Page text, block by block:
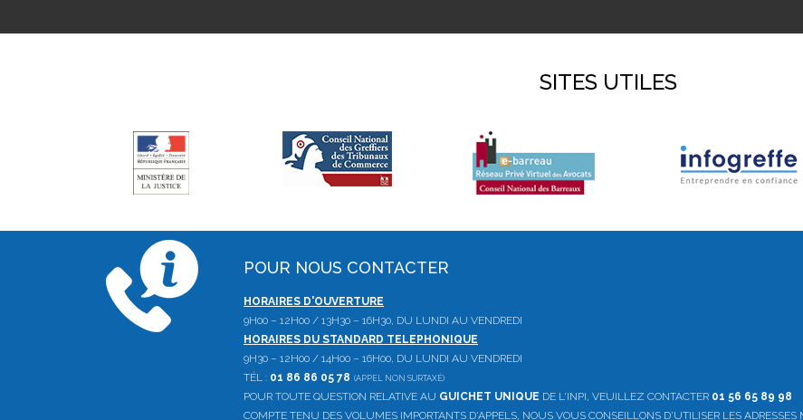
SITES UTILES
POUR NOUS CONTACTER
HORAIRES D'OUVERTURE
9H00 – 12H00 / 13H30 – 16H30, DU LUNDI AU VENDREDI
HORAIRES DU STANDARD TELEPHONIQUE
9H30 – 12H00 / 14H00 – 16H00, DU LUNDI AU VENDREDI
TÉL : 01 86 86 05 78 (APPEL NON SURTAXÉ)
POUR TOUTE QUESTION RELATIVE AU GUICHET UNIQUE DE L'INPI, VEUILLEZ CONTACTER 01 56 65 89 98
COMPTE TENU DES VOLUMES IMPORTANTS D'APPELS, NOUS VOUS CONSEILLONS D'UTILISER LES